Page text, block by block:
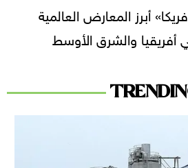
أبرز المعارض العالمية
أفريقيا والشرق الأوسط